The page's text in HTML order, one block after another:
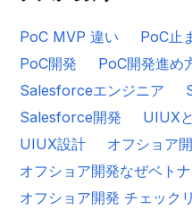
PoC MVP 違い PoC止
PoC開発
PoC開発進め
Salesforceエンジニア
Salesforce開発
UIUX
UIUX設計
オフショア
オフショア開発なぜベト
オフショア開発 チェック